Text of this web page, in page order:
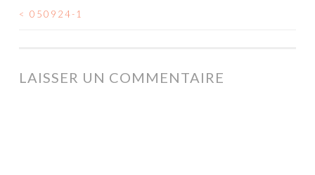
NAVIGATION
ARTICLES
< 050924-1
LAISSER UN COMMENTAIRE